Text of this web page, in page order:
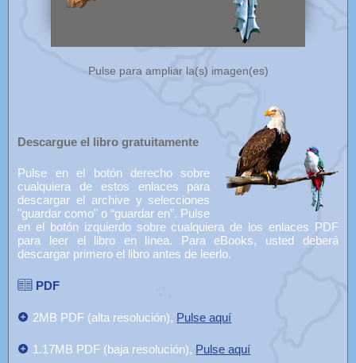
Pulse para ampliar la(s) imagen(es)
Descargue el libro gratuitamente
Pulse en el botón derecho sobre
cualquiera de estos enlaces para
descargar el archive y selecciones
"guardar como" o “guardar en”. Pulse
en el botón izquierdo sobre cualquiera de los enlaces PDF
para leer el libro en línea. Para eBooks, usted deberá
descargar primero el libro antes de leerlo.
PDF
2MB PDF (alta resolución), Pulse aquí
1.17MB PDF (baja resolución), Pulse aquí